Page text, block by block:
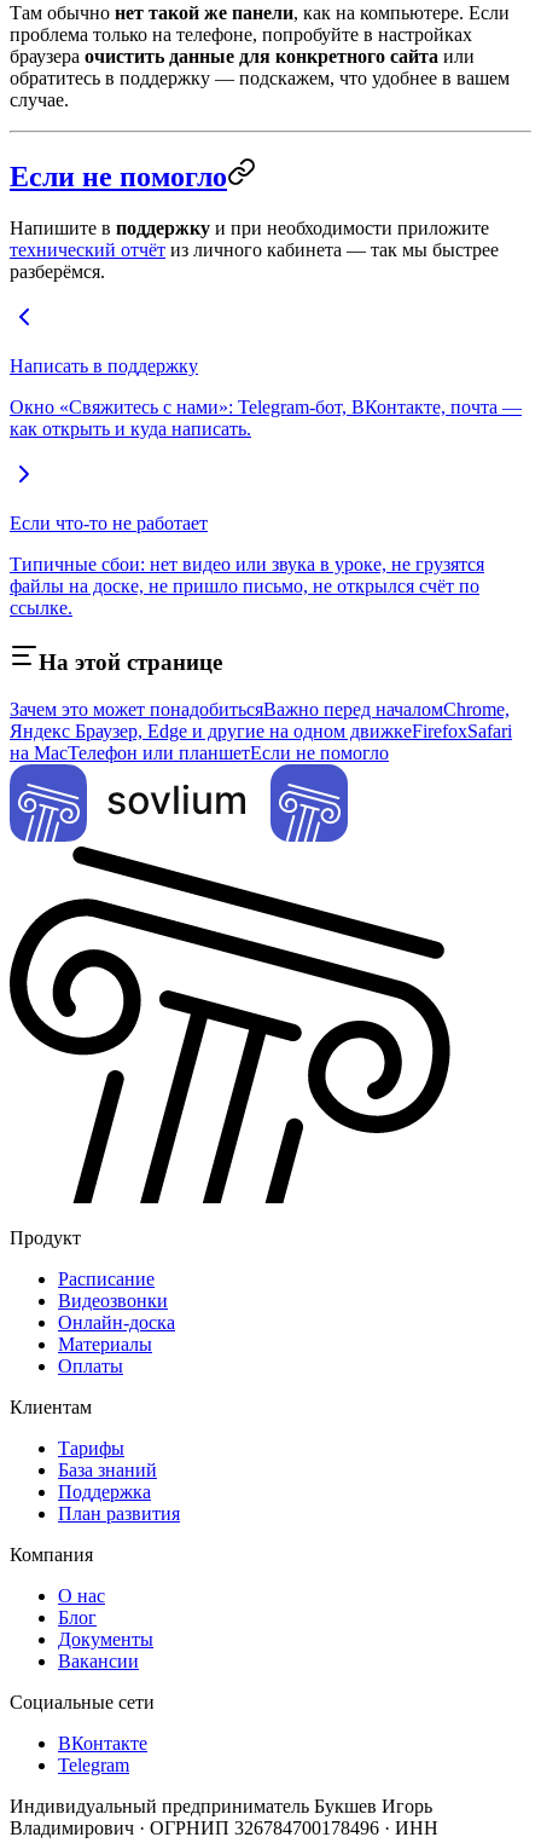
Там обычно нет такой же панели, как на компьютере. Если
проблема только на телефоне, попробуйте в настройках
браузера очистить данные для конкретного сайта или
обратитесь в поддержку — подскажем, что удобнее в вашем
случае.
Если не помогло
Напишите в поддержку и при необходимости приложите
технический отчёт из личного кабинета — так мы быстрее
разберёмся.
Написать в поддержку
Окно «Свяжитесь с нами»: Telegram-бот, ВКонтакте, почта —
как открыть и куда написать.
Если что-то не работает
Типичные сбои: нет видео или звука в уроке, не грузятся
файлы на доске, не пришло письмо, не открылся счёт по
ссылке.
На этой странице
Зачем это может понадобитьсяВажно перед началомChrome,
Яндекс Браузер, Edge и другие на одном движкеFirefoxSafari
на MacТелефон или планшетЕсли не помогло
Продукт
Расписание
Видеозвонки
Онлайн-доска
Материалы
Оплаты
Клиентам
Тарифы
База знаний
Поддержка
План развития
Компания
О нас
Блог
Документы
Вакансии
Социальные сети
ВКонтакте
Telegram
Индивидуальный предприниматель Букшев Игорь
Владимирович · ОГРНИП 326784700178496 · ИНН